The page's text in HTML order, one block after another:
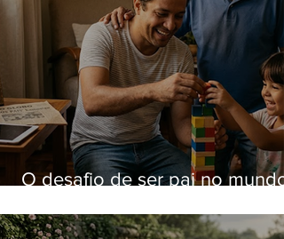
O desafio de ser pai no mundo